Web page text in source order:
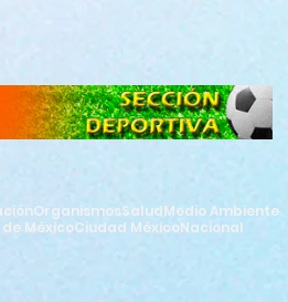
OrganismosSaludMedio Ambiente
MéxicoCiudad MéxicoNacional